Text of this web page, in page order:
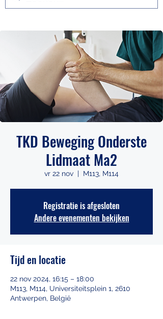
TKD Beweging Onderste
Lidmaat Ma2
vr 22 nov
  |
M113, M114
Registratie is afgesloten
Andere evenementen bekijken
Tijd en locatie
22 nov 2024, 16:15 – 18:00
M113, M114, Universiteitsplein 1, 2610
Antwerpen, België